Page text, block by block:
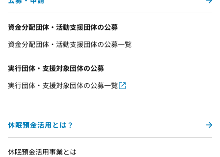
資金分配団体・活動支援団体の公募
資金分配団体・活動支援団体の公募一覧
実行団体・支援対象団体の公募
実行団体・支援対象団体の公募一覧
休眠預金活用とは？
休眠預金活用事業とは